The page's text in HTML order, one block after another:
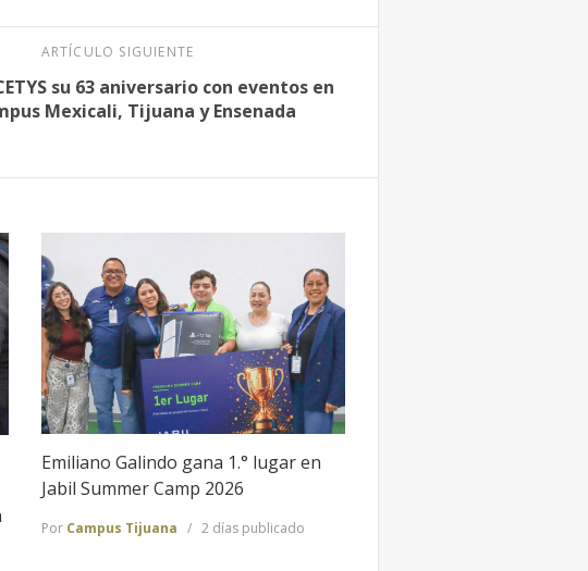
ARTÍCULO SIGUIENTE
su 63 aniversario con eventos en
Mexicali, Tijuana y Ensenada
Emiliano Galindo gana 1.° lugar en
Jabil Summer Camp 2026
Por Campus Tijuana 2 días publicado